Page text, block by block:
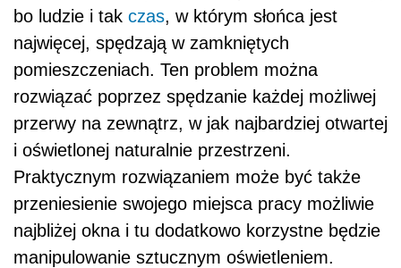
bo ludzie i tak czas, w którym słońca jest
najwięcej, spędzają w zamkniętych
pomieszczeniach. Ten problem można
rozwiązać poprzez spędzanie każdej możliwej
przerwy na zewnątrz, w jak najbardziej otwartej
i oświetlonej naturalnie przestrzeni.
Praktycznym rozwiązaniem może być także
przeniesienie swojego miejsca pracy możliwie
najbliżej okna i tu dodatkowo korzystne będzie
manipulowanie sztucznym oświetleniem.